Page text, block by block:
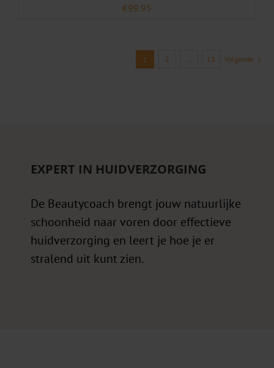
€99.95
1 2 … 13 Volgende
EXPERT IN HUIDVERZORGING
De Beautycoach brengt jouw natuurlijke
schoonheid naar voren door effectieve
huidverzorging en leert je hoe je er
stralend uit kunt zien.